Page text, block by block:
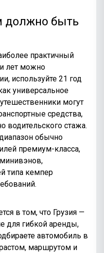
должно быть
практичный
лет можно
используйте 21 год
универсальное
могут
средства,
водительского стажа.
обычно
премиум-класса,
типа кемпер
в том, что Грузия —
для гибкой аренды,
автомобиль в
маршрутом и